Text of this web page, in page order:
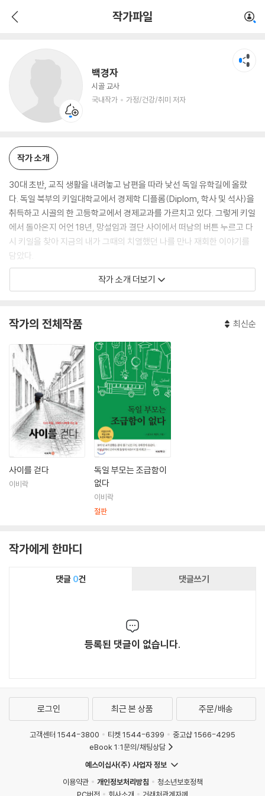
작가파일
백경자
시골 교사
국내작가
가정/건강/취미 저자
가정/건강/취미 저자
작가 소개
30대 초반, 교직 생활을 내려놓고 남편을 따라 낯선 독일 유학길에 올랐
다. 독일 북부의 키일대학교에서 경제학 디플롬(Diplom, 학사 및 석사)을
취득하고 시골의 한 고등학교에서 경제교과를 가르치고 있다. 그렇게 키일
에서 돌아온지 어언 18년, 망설임과 결단 사이에서 떠남의 버튼 누르고 다
시 키일을 찾아 지금의 내가 그때의 치열했던 나를 만나 재회한 이야기를
담았다.
저서로 시골교사의 독일교육&문화 체험을 담은 《독일 부모는 조급함이 없
작가 소개 더보기
작가의 전체작품 최신순
사이를 걷다
이비락
독일 부모는 조급함이
없다
이비락
절판
작가에게 한마디
댓글 0건 댓글쓰기
등록된 댓글이 없습니다.
로그인 최근 본 상품 주문/배송
고객센터 1544-3800 티켓 1544-6399
중고샵 1566-4295
eBook 1:1문의/채팅상담
예스이십사(주) 사업자 정보
이용약관
개인정보처리방침
청소년보호정책